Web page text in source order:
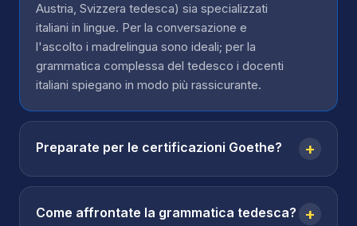
Austria, Svizzera tedesca) sia specializzati
italiani in lingue. Per la conversazione e
l'ascolto i madrelingua sono ideali; per la
grammatica complessa del tedesco i docenti
italiani spiegano in modo più rassicurante.
Preparate per le certificazioni Goethe? +
Come affrontate la grammatica tedesca? +